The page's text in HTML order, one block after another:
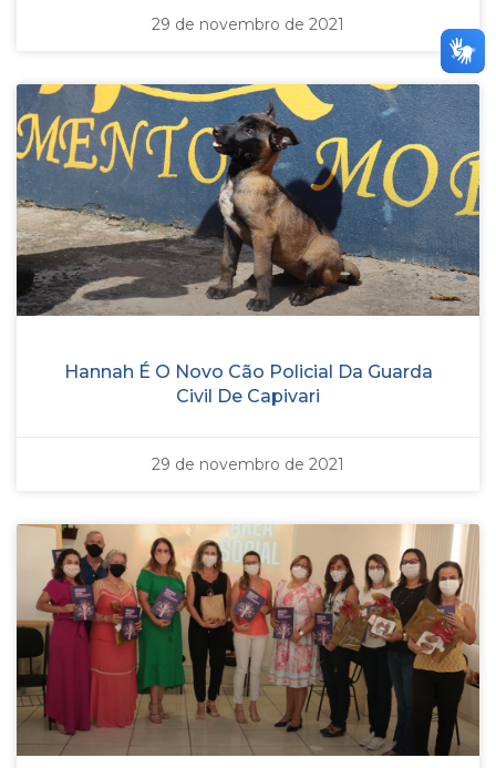
29 de novembro de 2021
Hannah É O Novo Cão Policial Da Guarda
Civil De Capivari
29 de novembro de 2021